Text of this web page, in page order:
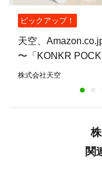
ピックアップ！
天空、
〜「KONKR
で15%オフ〜
株式会社天空
関